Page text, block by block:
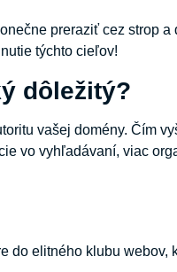
preraziť cez strop
týchto cieľov!
dôležitý?
vašej domény. Čím
vo vyhľadávaní, viac
do elitného klubu webov,